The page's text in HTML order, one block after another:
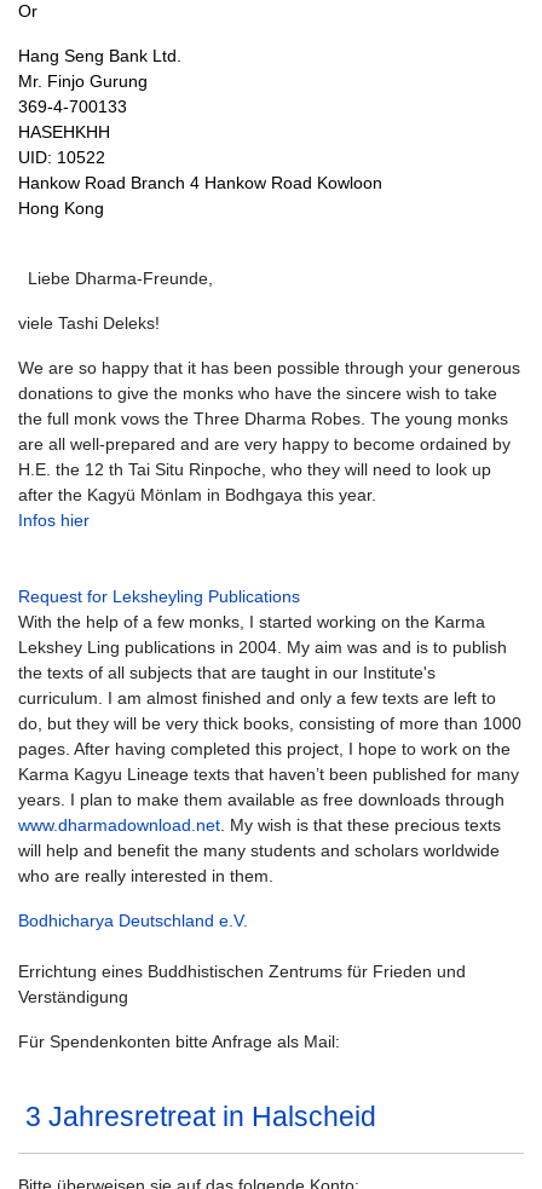
Or
Hang Seng Bank Ltd.
Mr. Finjo Gurung
369-4-700133
HASEHKHH
UID: 10522
Hankow Road Branch 4 Hankow Road Kowloon
Hong Kong
Liebe Dharma-Freunde,
viele Tashi Deleks!
We are so happy that it has been possible through your generous
donations to give the monks who have the sincere wish to take
the full monk vows the Three Dharma Robes. The young monks
are all well-prepared and are very happy to become ordained by
H.E. the 12 th Tai Situ Rinpoche, who they will need to look up
after the Kagyü Mönlam in Bodhgaya this year.
Infos hier
Request for Leksheyling Publications
With the help of a few monks, I started working on the Karma
Lekshey Ling publications in 2004. My aim was and is to publish
the texts of all subjects that are taught in our Institute's
curriculum. I am almost finished and only a few texts are left to
do, but they will be very thick books, consisting of more than 1000
pages. After having completed this project, I hope to work on the
Karma Kagyu Lineage texts that haven’t been published for many
years. I plan to make them available as free downloads through
www.dharmadownload.net. My wish is that these precious texts
will help and benefit the many students and scholars worldwide
who are really interested in them.
Bodhicharya Deutschland e.V.
Errichtung eines Buddhistischen Zentrums für Frieden und
Verständigung
Für Spendenkonten bitte Anfrage als Mail:
3 Jahresretreat in Halscheid